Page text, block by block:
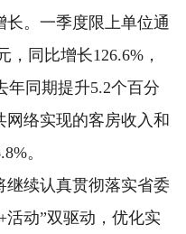
。一季度限上单位通
同比增长126.6%，
年同期提升5.2个百分
网络实现的客房收入和
。
继续认真贯彻落实省委
活动”双驱动，优化实